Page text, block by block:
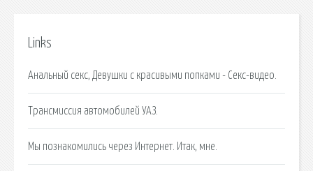
Links
Анальный секс, Девушки с красивыми попками - Секс-видео.
Трансмиссия автомобилей УАЗ.
Мы познакомились через Интернет. Итак, мне.